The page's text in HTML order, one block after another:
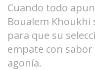
Cuando todo
Boualem Khoukhi
para que su
empate con
agonía.